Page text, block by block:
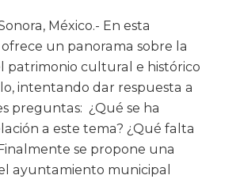
México.- En esta
un panorama sobre la
patrimonio cultural e histórico
intentando dar respuesta a
preguntas: ¿Qué se ha
a este tema? ¿Qué falta
se propone una
ayuntamiento municipal